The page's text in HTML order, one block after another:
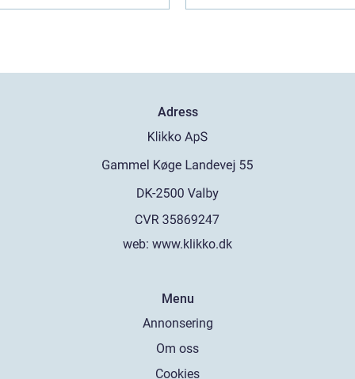
Adress
web: www.klikko.dk
Menu
Annonsering
Om oss
Cookies